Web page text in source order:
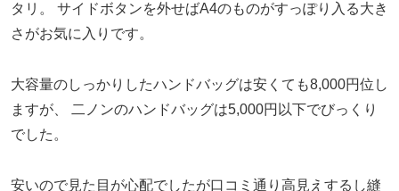
タリ。
サイドボタンを外せばA4のものがすっぽり入る大き
さがお気に入りです。
大容量のしっかりしたハンドバッグは安くても8,000円位し
ますが、
二ノンのハンドバッグは5,000円以下でびっくり
でした。
安いので見た目が心配でしたが口コミ通り高見えするし縫